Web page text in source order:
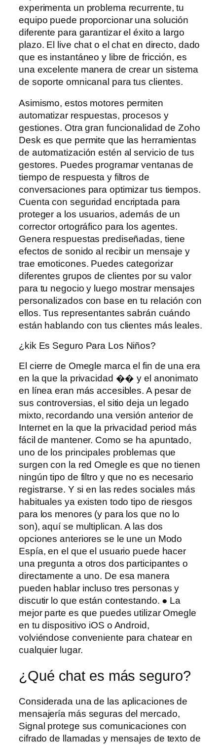
experimenta un problema recurrente, tu
equipo puede proporcionar una solución
diferente para garantizar el éxito a largo
plazo. El live chat o el chat en directo, dado
que es instantáneo y libre de fricción, es
una excelente manera de crear un sistema
de soporte omnicanal para tus clientes.
Asimismo, estos motores permiten
automatizar respuestas, procesos y
gestiones. Otra gran funcionalidad de Zoho
Desk es que permite que las herramientas
de automatización estén al servicio de tus
gestores. Puedes programar ventanas de
tiempo de respuesta y filtros de
conversaciones para optimizar tus tiempos.
Cuenta con seguridad encriptada para
proteger a los usuarios, además de un
corrector ortográfico para los agentes.
Genera respuestas prediseñadas, tiene
efectos de sonido al recibir un mensaje y
trae emoticones. Puedes categorizar
diferentes grupos de clientes por su valor
para tu negocio y luego mostrar mensajes
personalizados con base ​​en tu relación con
ellos. Tus representantes sabrán cuándo
están hablando con tus clientes más leales.
¿kik Es Seguro Para Los Niños?
El cierre de Omegle marca el fin de una era
en la que la privacidad �� y el anonimato
en línea eran más accesibles. A pesar de
sus controversias, el sitio deja un legado
mixto, recordando una versión anterior de
Internet en la que la privacidad period más
fácil de mantener. Como se ha apuntado,
uno de los principales problemas que
surgen con la red Omegle es que no tienen
ningún tipo de filtro y que no es necesario
registrarse. Y si en las redes sociales más
habituales ya existen todo tipo de riesgos
para los menores (y para los que no lo
son), aquí se multiplican. A las dos
opciones anteriores se le une un Modo
Espía, en el que el usuario puede hacer
una pregunta a otros dos participantes o
directamente a uno. De esa manera
pueden hablar incluso tres personas y
discutir lo que están contestando. ● La
mejor parte es que puedes utilizar Omegle
en tu dispositivo iOS o Android,
volviéndose conveniente para chatear en
cualquier lugar.
¿Qué chat es más seguro?
Considerada una de las aplicaciones de
mensajería más seguras del mercado,
Signal protege sus comunicaciones con
cifrado de llamadas y mensajes de texto de